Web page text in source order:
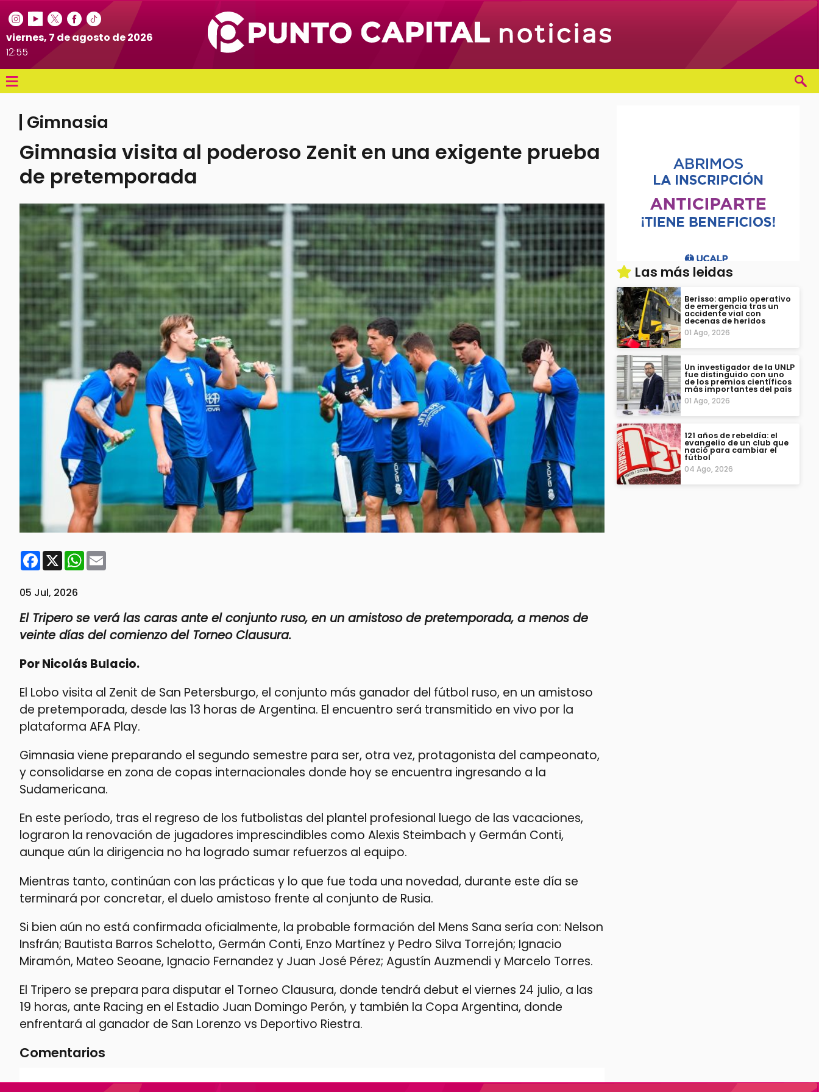
viernes, 7 de agosto de 2026
12:55
≡
Gimnasia
Gimnasia visita al poderoso Zenit en una exigente prueba
de pretemporada
Facebook
X WhatsApp
05 Jul, 2026
El Tripero se verá las caras ante el conjunto ruso, en un amistoso de pretemporada, a menos de
veinte días del comienzo del Torneo Clausura.
Por Nicolás Bulacio.
El Lobo visita al Zenit de San Petersburgo, el conjunto más ganador del fútbol ruso, en un amistoso
de pretemporada, desde las 13 horas de Argentina. El encuentro será transmitido en vivo por la
plataforma AFA Play.
Gimnasia viene preparando el segundo semestre para ser, otra vez, protagonista del campeonato,
y consolidarse en zona de copas internacionales donde hoy se encuentra ingresando a la
Sudamericana.
En este período, tras el regreso de los futbolistas del plantel profesional luego de las vacaciones,
lograron la renovación de jugadores imprescindibles como Alexis Steimbach y Germán Conti,
aunque aún la dirigencia no ha logrado sumar refuerzos al equipo.
Mientras tanto, continúan con las prácticas y lo que fue toda una novedad, durante este día se
terminará por concretar, el duelo amistoso frente al conjunto de Rusia.
Si bien aún no está confirmada oficialmente, la probable formación del Mens Sana sería con: Nelson
Insfrán; Bautista Barros Schelotto, Germán Conti, Enzo Martínez y Pedro Silva Torrejón; Ignacio
Miramón, Mateo Seoane, Ignacio Fernandez y Juan José Pérez; Agustín Auzmendi y Marcelo Torres.
El Tripero se prepara para disputar el Torneo Clausura, donde tendrá debut el viernes 24 julio, a las
19 horas, ante Racing en el Estadio Juan Domingo Perón, y también la Copa Argentina, donde
enfrentará al ganador de San Lorenzo vs Deportivo Riestra.
Comentarios
Las más leidas
Berisso: amplio operativo
de emergencia tras un
accidente vial con
decenas de heridos
01 Ago, 2026
Un investigador de la UNLP
fue distinguido con uno
de los premios científicos
más importantes del país
01 Ago, 2026
121 años de rebeldía: el
evangelio de un club que
nació para cambiar el
fútbol
04 Ago, 2026